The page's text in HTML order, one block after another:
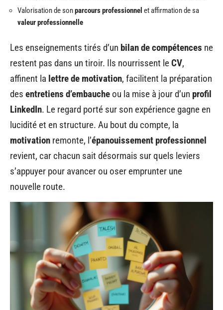
Valorisation de sonparcours professionnel et affirmation de sa
valeur professionnelle
Les enseignements tirés d’un bilan de compétences ne
restent pas dans un tiroir. Ils nourrissent leCV,
affinent la lettre de motivation, facilitent la préparation
des entretiens d’embauche ou la mise à jour d’un profil
LinkedIn. Le regard porté sur son expérience gagne en
lucidité et en structure. Au bout du compte, la
motivation remonte, l’épanouissement professionnel
revient, car chacun sait désormais sur quels leviers
s’appuyer pour avancer ou oser emprunter une
nouvelle route.